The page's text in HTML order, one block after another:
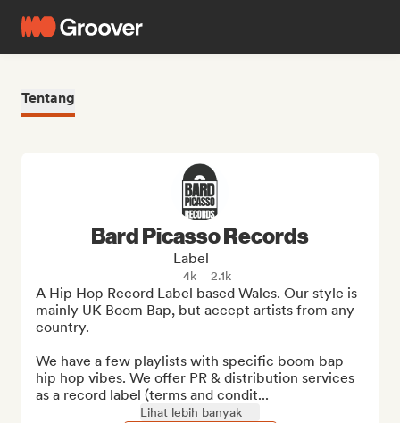
Tentang
Bard Picasso Records
Label
4k 2.1k
A Hip Hop Record Label based Wales. Our style is
mainly UK Boom Bap, but accept artists from any
country.
We have a few playlists with specific boom bap
hip hop vibes. We offer PR & distribution services
as a record label (terms and condit...
Lihat lebih banyak